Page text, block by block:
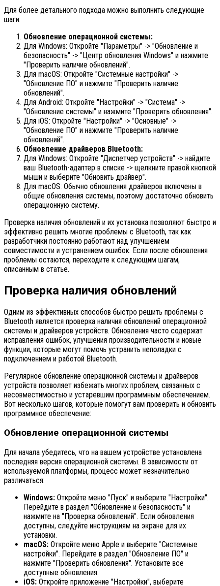
Для более детального подхода можно выполнить следующие
шаги:
Обновление операционной системы:
Для Windows: Откройте "Параметры" -> "Обновление и
безопасность" -> "Центр обновления Windows" и нажмите
"Проверить наличие обновлений".
Для macOS: Откройте "Системные настройки" ->
"Обновление ПО" и нажмите "Проверить наличие
обновлений".
Для Android: Откройте "Настройки" -> "Система" ->
"Обновление системы" и нажмите "Проверить обновления".
Для iOS: Откройте "Настройки" -> "Основные" ->
"Обновление ПО" и нажмите "Проверить наличие
обновлений".
Обновление драйверов Bluetooth:
Для Windows: Откройте "Диспетчер устройств" -> найдите
ваш Bluetooth-адаптер в списке -> щелкните правой кнопкой
мыши и выберите "Обновить драйвер".
Для macOS: Обычно обновления драйверов включены в
общие обновления системы, поэтому достаточно обновить
операционную систему.
Проверка наличия обновлений и их установка позволяют быстро и
эффективно решить многие проблемы с Bluetooth, так как
разработчики постоянно работают над улучшением
совместимости и устранением ошибок. Если после обновления
проблемы остаются, переходите к следующим шагам,
описанным в статье.
Проверка наличия обновлений
Одним из эффективных способов быстро решить проблемы с
Bluetooth является проверка наличия обновлений операционной
системы и драйверов устройств. Обновления часто содержат
исправления ошибок, улучшения производительности и новые
функции, которые могут помочь устранить неполадки с
подключением и работой Bluetooth.
Регулярное обновление операционной системы и драйверов
устройств позволяет избежать многих проблем, связанных с
несовместимостью и устаревшим программным обеспечением.
Вот несколько шагов, которые помогут вам проверить и обновить
программное обеспечение:
Обновление операционной системы
Для начала убедитесь, что на вашем устройстве установлена
последняя версия операционной системы. В зависимости от
используемой платформы, процесс может незначительно
различаться:
Windows: Откройте меню "Пуск" и выберите "Настройки".
Перейдите в раздел "Обновление и безопасность" и
нажмите на "Проверка обновлений". Если обновления
доступны, следуйте инструкциям на экране для их
установки.
macOS: Откройте меню Apple и выберите "Системные
настройки". Перейдите в раздел "Обновление ПО" и
нажмите "Проверить обновления". Установите все
доступные обновления.
iOS: Откройте приложение "Настройки", выберите